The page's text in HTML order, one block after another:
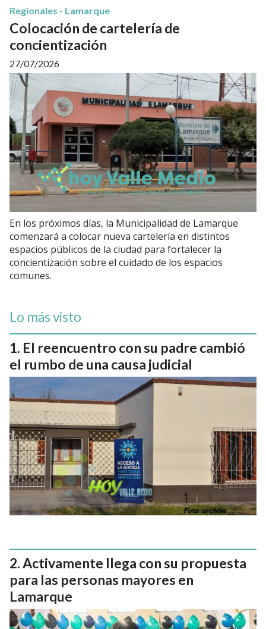
Colocación de cartelería de
concientización
Regionales - Lamarque
27/07/2026
En los próximos días, la Municipalidad de Lamarque
comenzará a colocar nueva cartelería en distintos
espacios públicos de la ciudad para fortalecer la
concientización sobre el cuidado de los espacios
comunes.
Lo más visto
El reencuentro con su padre cambió
el rumbo de una causa judicial
Activamente llega con su propuesta
para las personas mayores en
Lamarque